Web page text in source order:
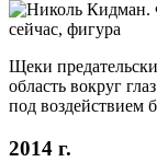
Щеки
область вокруг
под воздействием
2014 г.